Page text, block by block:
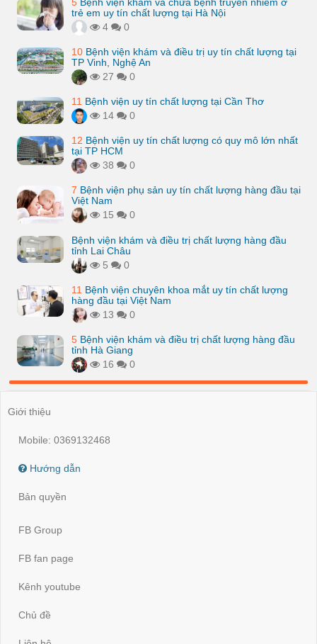
trẻ em uy tín chất lượng tại Hà Nội
4
0
10 Bệnh viện khám và điều trị uy tín chất lượng tại
TP Vinh, Nghệ An
27
0
11 Bệnh viện uy tín chất lượng tại Cần Thơ
14
0
12 Bệnh viện uy tín chất lượng có quy mô lớn nhất
tại TP HCM
38
0
7 Bệnh viện phụ sản uy tín chất lượng hàng đầu tại
Việt Nam
15
0
Bệnh viện khám và điều trị chất lượng hàng đầu
tỉnh Lai Châu
5
0
11 Bệnh viện chuyên khoa mắt uy tín chất lượng
hàng đầu tại Việt Nam
13
0
5 Bệnh viện khám và điều trị chất lượng hàng đầu
tỉnh Hà Giang
16
0
Giới thiệu
Mobile: 0369132468
Hướng dẫn
Bản quyền
FB Group
FB fan page
Kênh youtube
Chủ đề